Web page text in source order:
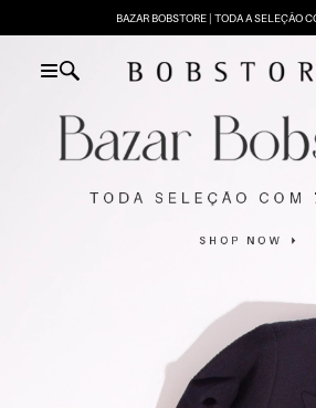
BAZAR BOBSTORE | TODA A SELEÇÃO